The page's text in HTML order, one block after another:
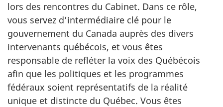
lors des rencontres du Cabinet. Dans ce rôle,
vous servez d’intermédiaire clé pour le
gouvernement du Canada auprès des divers
intervenants québécois, et vous êtes
responsable de refléter la voix des Québécois
afin que les politiques et les programmes
fédéraux soient représentatifs de la réalité
unique et distincte du Québec. Vous êtes